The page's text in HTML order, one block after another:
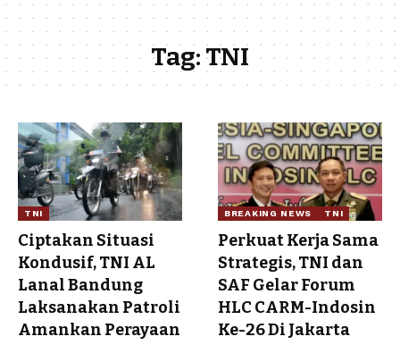
Tag: TNI
TNI
Ciptakan Situasi
Kondusif, TNI AL
Lanal Bandung
Laksanakan Patroli
Amankan Perayaan
BREAKING NEWS TNI
Perkuat Kerja Sama
Strategis, TNI dan
SAF Gelar Forum
HLC CARM-Indosin
Ke-26 Di Jakarta